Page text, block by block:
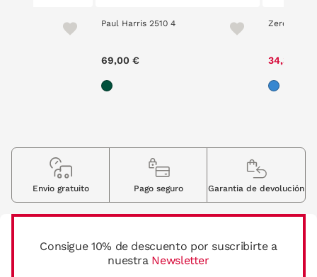
Paul Harris 2510 4
69,00 €
Zero 5201 7
34,30 €
Consigue 10% de descuento por suscribirte a
nuestra Newsletter
Envio gratuito Pago seguro Garantia de devolución